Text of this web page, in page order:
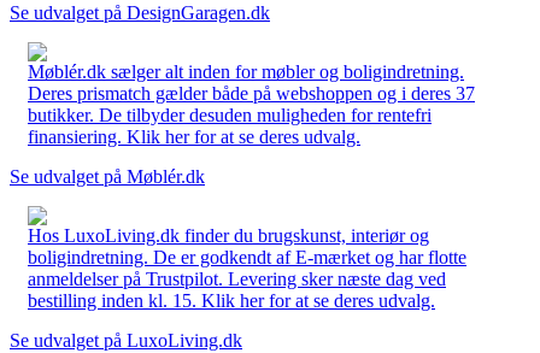
Se udvalget på DesignGaragen.dk
Møblér.dk sælger alt inden for møbler og boligindretning.
Deres prismatch gælder både på webshoppen og i deres 37
butikker. De tilbyder desuden muligheden for rentefri
finansiering. Klik her for at se deres udvalg.
Se udvalget på Møblér.dk
Hos LuxoLiving.dk finder du brugskunst, interiør og
boligindretning. De er godkendt af E-mærket og har flotte
anmeldelser på Trustpilot. Levering sker næste dag ved
bestilling inden kl. 15. Klik her for at se deres udvalg.
Se udvalget på LuxoLiving.dk